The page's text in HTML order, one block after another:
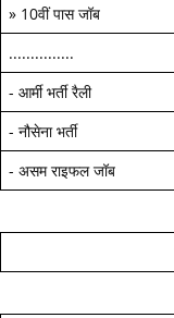
» 10वीं पास जॉब
...............
- आर्मी भर्ती रैली
- नौसेना भर्ती
- असम राइफल जॉब